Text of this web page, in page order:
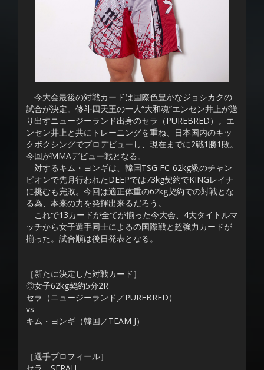
今大会最後の対戦カードは国際色豊かなジョシカクの
試合が決定。修斗四天王の一人“大和魂”エンセン井上が送
り出すニュージーランド出身のセラ（PUREBRED）。エ
ンセン井上と共にトレーニングを重ね、日本国内のキッ
クボクシングでプロデビューし、現在までに2戦1勝1敗。
今回がMMAデビュー戦となる。
対するキム・ヨンギは、韓国TSG FC-62kg級のチャン
ピオンで先月行われたDEEPでは73kg契約でKINGレイナ
に挑むも完敗。今回は適正体重の62kg契約での対戦とな
る為、本来の力を発揮出来るだろう。
これで13カードが全てが揃った今大会、4大タイトルマ
ッチから女子選手同士によるの国際戦と超強力カードが
揃った。試合順は後日発表となる。
［新たに決定した対戦カード］
◎女子62kg契約5分2R
セラ（ニュージーランド／PUREBRED）
vs
キム・ヨンギ（韓国／TEAM J）
［選手プロフィール］
セラ SERAH